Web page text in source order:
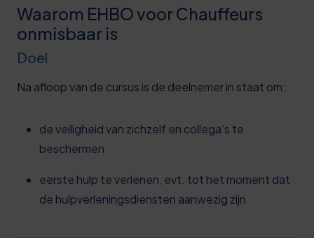
Waarom EHBO voor Chauffeurs
onmisbaar is
Doel
Na afloop van de cursus is de deelnemer in staat om:
de veiligheid van zichzelf en collega’s te
beschermen
eerste hulp te verlenen, evt. tot het moment dat
de hulpverleningsdiensten aanwezig zijn